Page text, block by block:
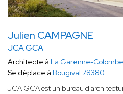
Julien CAMPAGNE
JCA GCA
Architecte à La Garenne-
Se déplace à Bougival 78380
JCA GCA est un bureau